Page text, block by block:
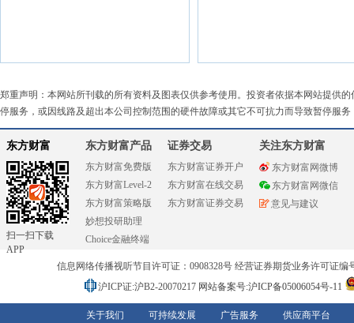
郑重声明：本网站所刊载的所有资料及图表仅供参考使用。投资者依据本网站提供
停服务，或因线路及超出本公司控制范围的硬件故障或其它不可抗力而导致暂停服
东方财富
扫一扫下载
APP
东方财富产品
东方财富免费版
东方财富Level-2
东方财富策略版
妙想投研助理
Choice金融终端
证券交易
东方财富证券开户
东方财富在线交易
东方财富证券交易
关注东方财富
东方财富网微博
东方财富网微信
意见与建议
信息网络传播视听节目许可证：0908328号 经营证券期货业务许可证编
沪ICP证:沪B2-20070217 网站备案号:沪ICP备05006054号-11
关于我们 可持续发展 广告服务 供应商平台